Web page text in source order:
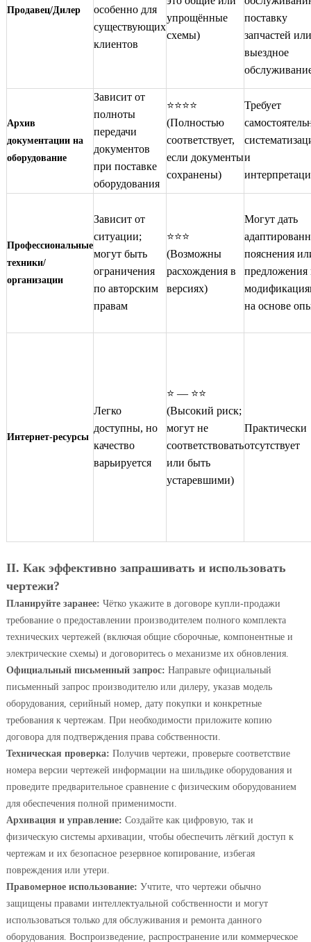
Продавец/Дилер
особенно для
существующих
клиентов
упрощённые
схемы)
поставку
запчастей или
выездное
Архив
документации на
оборудование
Зависит от
полноты
передачи
документов
при поставке
оборудования
⭐⭐⭐⭐
(Полностью
соответствует,
если документы
сохранены)
Требует
и
Профессиональные
техники/
организации
Зависит от
ситуации;
могут быть
ограничения
по авторским
правам
⭐⭐⭐
(Возможны
расхождения в
версиях)
Могут дать
пояснения
предложения
на основе
Интернет-ресурсы
Легко
доступны, но
качество
варьируется
⭐ — ⭐⭐
(Высокий риск;
могут не
соответствовать
или быть
устаревшими)
Практически
отсутствует
II. Как эффективно запрашивать и использовать
чертежи?
Планируйте заранее: Чётко укажите в договоре купли-продажи
требование о предоставлении производителем полного комплекта
технических чертежей (включая общие сборочные, компонентные и
электрические схемы) и договоритесь о механизме их обновления.
Официальный письменный запрос: Направьте официальный
письменный запрос производителю или дилеру, указав модель
оборудования, серийный номер, дату покупки и конкретные
требования к чертежам. При необходимости приложите копию
договора для подтверждения права собственности.
Техническая проверка: Получив чертежи, проверьте соответствие
номера версии чертежей информации на шильдике оборудования и
проведите предварительное сравнение с физическим оборудованием
для обеспечения полной применимости.
Архивация и управление: Создайте как цифровую, так и
физическую системы архивации, чтобы обеспечить лёгкий доступ к
чертежам и их безопасное резервное копирование, избегая
повреждения или утери.
Правомерное использование: Учтите, что чертежи обычно
защищены правами интеллектуальной собственности и могут
использоваться только для обслуживания и ремонта данного
оборудования. Воспроизведение, распространение или коммерческое